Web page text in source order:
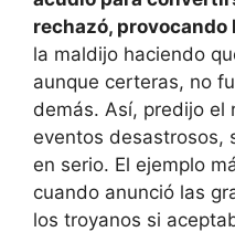
rechazó, provocando
la maldijo haciendo
aunque certeras, no
demás. Así, predijo el
eventos desastrosos,
en serio. El ejemplo
cuando anunció las
los troyanos si